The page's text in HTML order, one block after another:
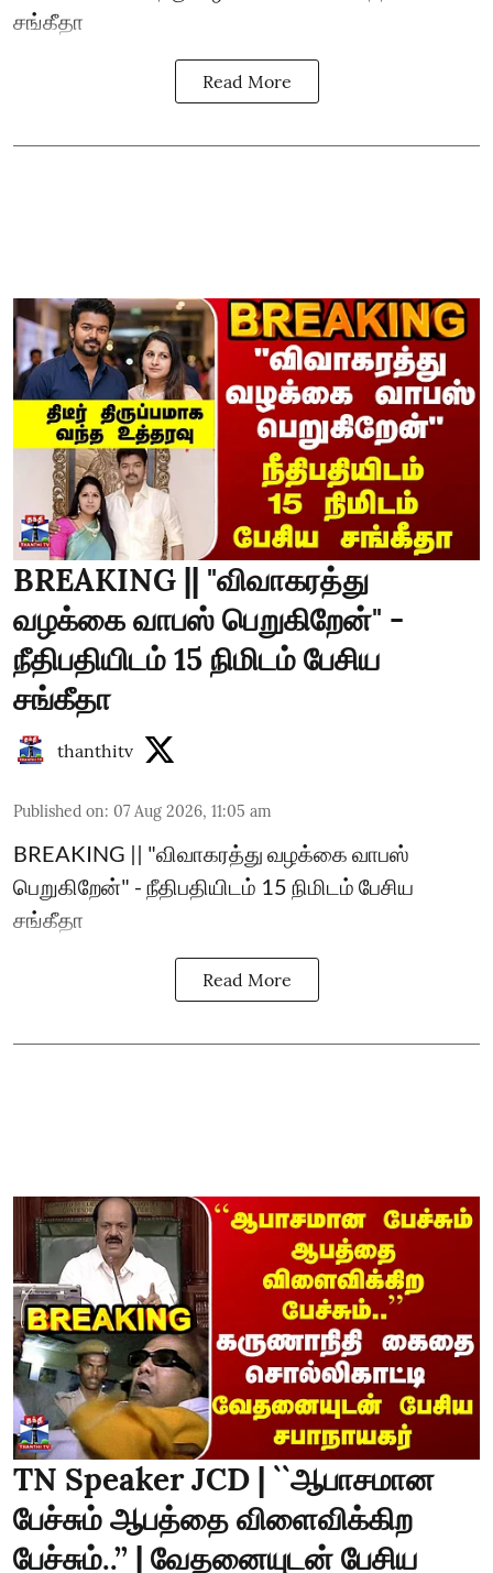
சங்கீதா
Read More
BREAKING || "விவாகரத்து
வழக்கை வாபஸ் பெறுகிறேன்" -
நீதிபதியிடம் 15 நிமிடம் பேசிய
சங்கீதா
thanthitv
Published on: 07 Aug 2026, 11:05 am
BREAKING || "விவாகரத்து வழக்கை வாபஸ்
பெறுகிறேன்" - நீதிபதியிடம் 15 நிமிடம் பேசிய
சங்கீதா
Read More
TN Speaker JCD | ``ஆபாசமான
பேச்சும் ஆபத்தை விளைவிக்கிற
பேச்சும்..’’ | வேதனையுடன் பேசிய